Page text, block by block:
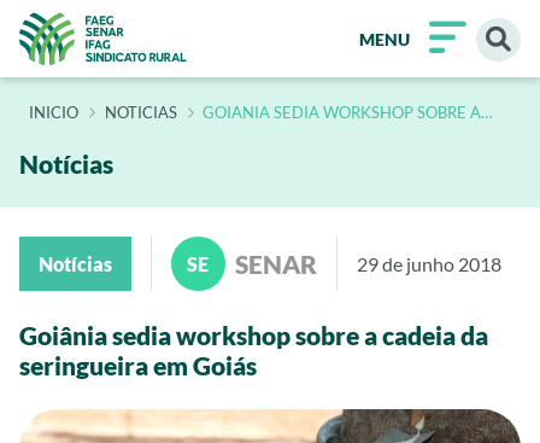
MENU
INÍCIO NOTICIAS GOIANIA SEDIA WORKSHOP SOBRE A
Notícias
Notícias SE SENAR 29 de junho 2018
Goiânia sedia workshop sobre a cadeia da
seringueira em Goiás